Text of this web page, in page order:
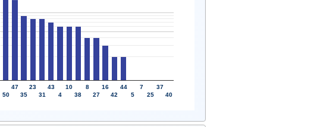
50
47
35
23
31
43
4
10
38
8
27
16
42
44
5
7
25
37
40